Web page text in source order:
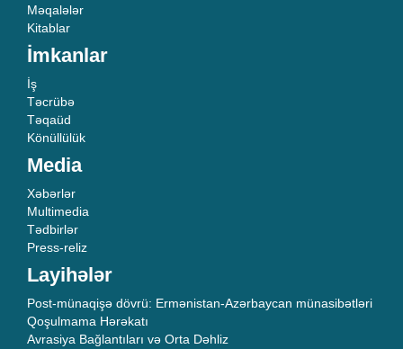
Məqalələr
Kitablar
İmkanlar
İş
Təcrübə
Təqaüd
Könüllülük
Media
Xəbərlər
Multimedia
Tədbirlər
Press-reliz
Layihələr
Post-münaqişə dövrü: Ermənistan-Azərbaycan münasibətləri
Qoşulmama Hərəkatı
Avrasiya Bağlantıları və Orta Dəhliz